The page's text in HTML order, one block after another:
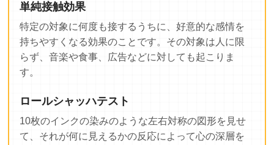
単純接触効果
特定の対象に何度も接するうちに、好意的な感情を
持ちやすくなる効果のことです。その対象は人に限
らず、音楽や食事、広告などに対しても起こりま
す。
ロールシャッハテスト
10枚のインクの染みのような左右対称の図形を見せ
て、それが何に見えるかの反応によって心の深層を